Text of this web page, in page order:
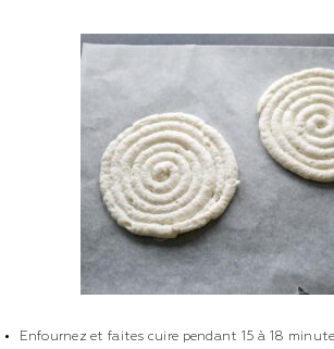
Enfournez et faites cuire pendant 15 à 18